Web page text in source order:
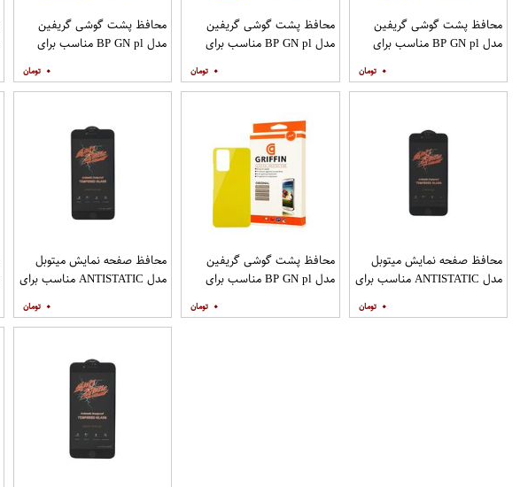
محافظ پشت گوشی گریفین
مدل BP GN pl مناسب برای
۰
محافظ پشت گوشی گریفین
مدل BP GN pl مناسب برای
۰
محافظ پشت گوشی گریفین
مدل BP GN pl مناسب برای
9A
۰
محافظ صفحه نمایش میتوبل
مدل ANTISTATIC مناسب برای
۰
محافظ پشت گوشی گریفین
مدل BP GN pl مناسب برای
گوشی موبایل شیائومی Redmi
Note 10 Pro
۰
محافظ صفحه نمایش میتوبل
مدل ANTISTATIC مناسب برای
PLUS
۰